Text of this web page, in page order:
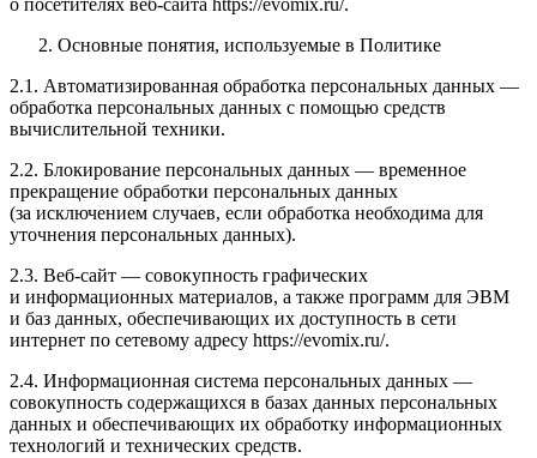
о посетителях веб-сайта https://evomix.ru/.
Основные понятия, используемые в Политике
2.1. Автоматизированная обработка персональных данных —
обработка персональных данных с помощью средств
вычислительной техники.
2.2. Блокирование персональных данных — временное
прекращение обработки персональных данных
(за исключением случаев, если обработка необходима для
уточнения персональных данных).
2.3. Веб-сайт — совокупность графических
и информационных материалов, а также программ для ЭВМ
и баз данных, обеспечивающих их доступность в сети
интернет по сетевому адресу https://evomix.ru/.
2.4. Информационная система персональных данных —
совокупность содержащихся в базах данных персональных
данных и обеспечивающих их обработку информационных
технологий и технических средств.